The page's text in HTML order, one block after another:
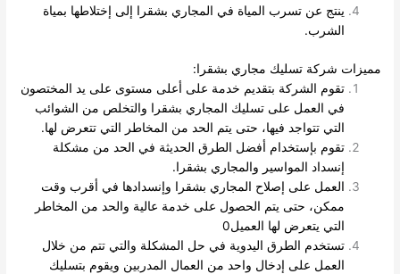
ينتج عن تسرب المياة في المجاري بشقرا إلى إختلاطها بمياة
الشرب.
مميزات شركة تسليك مجاري بشقرا:
تقوم الشركة بتقديم خدمة على أعلى مستوى على يد المختصون
في العمل على تسليك المجاري بشقرا والتخلص من الشوائب
التي تتواجد فيها، حتى يتم الحد من المخاطر التي تتعرض لها.
تقوم بإستخدام أفضل الطرق الحديثة في الحد من مشكلة
إنسداد المواسير والمجاري بشقرا.
العمل على إصلاح المجاري بشقرا وإنسدادها في أقرب وقت
ممكن، حتى يتم الحصول على خدمة عالية والحد من المخاطر
التي يتعرض لها العميل0
تستخدم الطرق اليدوية في حل المشكلة والتي تتم من خلال
العمل على إدخال واحد من العمال المدربين ويقوم بتسليك